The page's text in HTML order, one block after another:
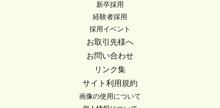
新卒採用
経験者採用
採用イベント
お取引先様へ
お問い合わせ
リンク集
サイト利用規約
画像の使用について